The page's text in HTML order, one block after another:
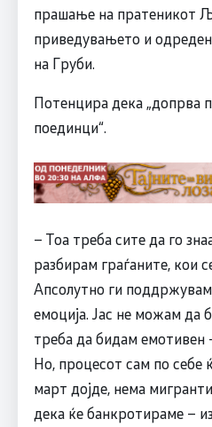
прашање на пратеникот
приведувањето и
на Груби.
Потенцира дека „допрва
поединци“.
– Тоа треба сите да го
разбирам граѓаните, кои
Апсолутно ги
емоција. Јас не можам да
треба да бидам емотивен
Но, процесот сам по себе
март дојде, нема
дека ќе банкротираме –